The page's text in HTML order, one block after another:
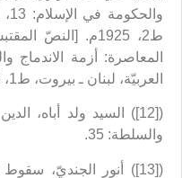
ط2، 1925م. [النصّ
العربيّة، لبنان ـ بيروت، ط1، 2008م].
([12]) السيد ولد أباه،
والسلطة: 35.